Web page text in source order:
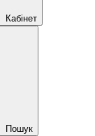
Кабінет
Пошук